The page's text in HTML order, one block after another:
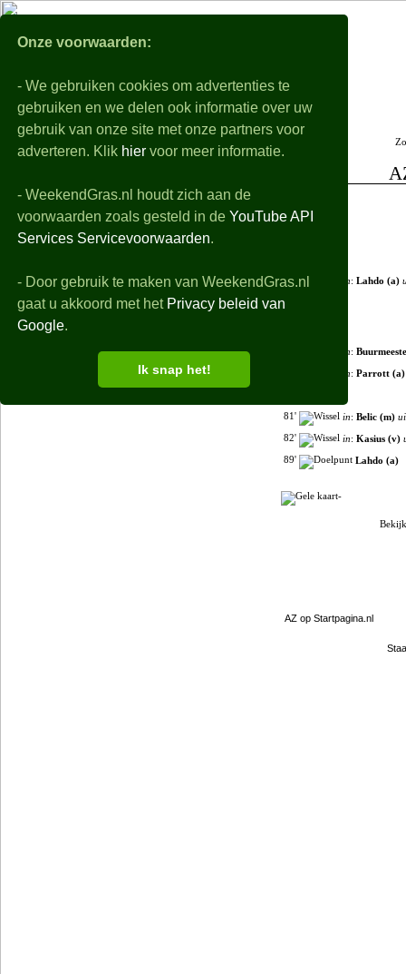
Onze voorwaarden:
- We gebruiken cookies om advertenties te
gebruiken en we delen ook informatie over uw
gebruik van onze site met onze partners voor
adverteren. Klik hier voor meer informatie.
- WeekendGras.nl houdt zich aan de
voorwaarden zoals gesteld in deYouTube API
Services Servicevoorwaarden.
- Door gebruik te maken van WeekendGras.nl
gaat u akkoord met het Privacy beleid van
Google.
Ik snap het!
Nabeschouwingen
Alle eredivisie samenvattingen, uitslagen, details en filmpjes van de gespeelde
64' in: Lahdo (a)
in:
in: Parrott (a)
81' in: Belic (m)
82' in: Kasius (v)
89' Lahdo (a)
-
AZ op Startpagina.nl